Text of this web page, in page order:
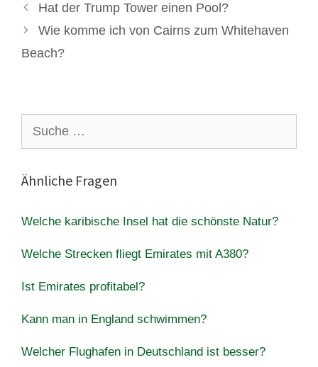
Hat der Trump Tower einen Pool?
Wie komme ich von Cairns zum Whitehaven
Beach?
nach:
Ähnliche Fragen
Welche karibische Insel hat die schönste Natur?
Welche Strecken fliegt Emirates mit A380?
Ist Emirates profitabel?
Kann man in England schwimmen?
Welcher Flughafen in Deutschland ist besser?